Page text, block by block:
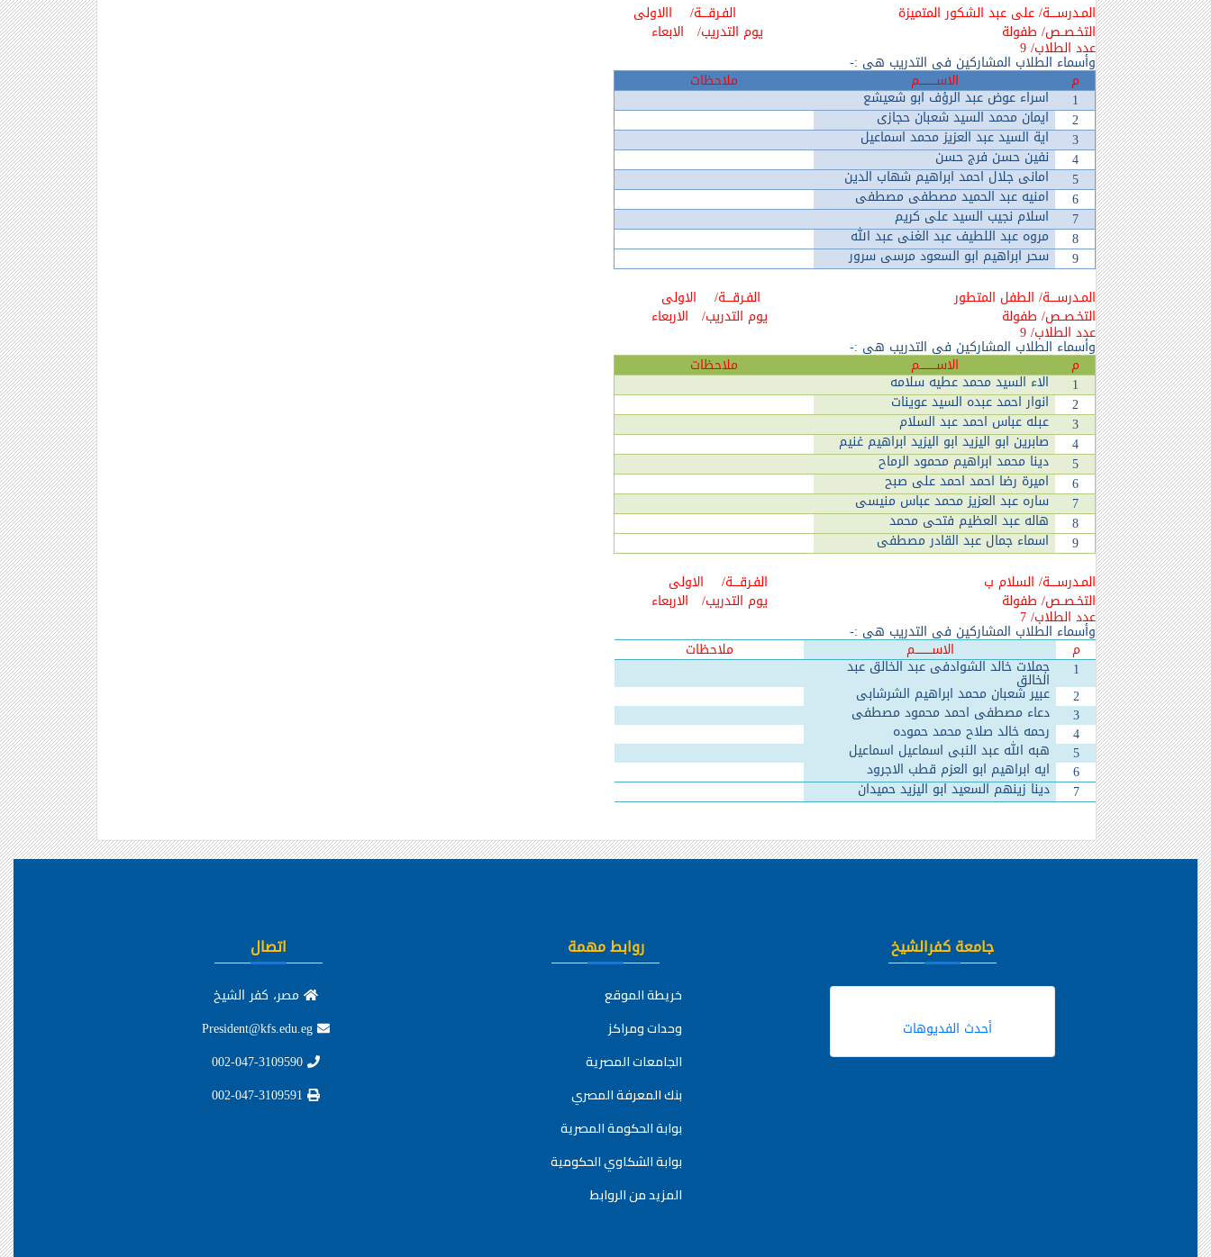
المـدرســــة/ على عبد الشكور المتميزة
الفـرقــــة/ االاولى
التخـصــص/ طفولة يوم التدريب/ الابعاء
عدد الطلاب/ 9
وأسماء الطلاب المشاركين في التدريب هي :-
م الاســـــــــم
ملاحظات
1
اسراء عوض عبد الرؤف ابو شعيشع
2
ايمان محمد السيد شعبان حجازى
3
اية السيد عبد العزيز محمد اسماعيل
4
نفين حسن فرج حسن
5
امانى جلال احمد ابراهيم شهاب الدين
6
امنيه عبد الحميد مصطفى مصطفى
7
اسلام نجيب السيد على كريم
8
مروه عبد اللطيف عبد الغنى عبد الله
9
سحر ابراهيم ابو السعود مرسى سرور
المـدرســــة/ الطفل المتطور
الفـرقــــة/ الاولى
التخـصــص/ طفولة يوم التدريب/ الاربعاء
عدد الطلاب/ 9
وأسماء الطلاب المشاركين في التدريب هي :-
م الاســـــــــم
ملاحظات
1
الاء السيد محمد عطيه سلامه
2
انوار احمد عبده السيد عوينات
3
عبله عباس احمد عبد السلام
4
صابرين ابو اليزيد ابو اليزيد ابراهيم غنيم
5
دينا محمد ابراهيم محمود الرماح
6
اميرة رضا احمد احمد على صبح
7
ساره عبد العزيز محمد عباس منيسى
8
هاله عبد العظيم فتحى محمد
9
اسماء جمال عبد القادر مصطفى
المـدرســــة/ السلام ب
الفـرقــــة/ الاولى
التخـصــص/ طفولة يوم التدريب/ الاربعاء
عدد الطلاب/ 7
وأسماء الطلاب المشاركين في التدريب هي :-
م الاســـــــــم
ملاحظات
1
جملات خالد الشوادفى عبد الخالق عبد
الخالق
2
عبير شعبان محمد ابراهيم الشرشابى
3
دعاء مصطفى احمد محمود مصطفى
4
رحمه خالد صلاح محمد حموده
5
هبه الله عبد النبى اسماعيل اسماعيل
6
ايه ابراهيم ابو العزم قطب الاجرود
7
دينا زينهم السعيد ابو اليزيد حميدان
جامعة كفرالشيخ
أحدث الفديوهات
روابط مهمة
خريطة الموقع
وحدات ومراكز
الجامعات المصرية
بنك المعرفة المصري
بوابة الحكومة المصرية
بوابة الشكاوي الحكومية
المزيد من الروابط
اتصال
مصر، كفر الشيخ